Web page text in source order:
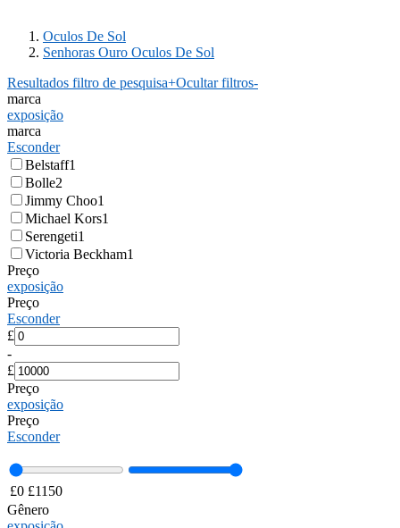
Oculos De Sol
Senhoras Ouro Oculos De Sol
Resultados filtro de pesquisa+Ocultar filtros-
marca
exposição
marca
Esconder
Belstaff1
Bolle2
Jimmy Choo1
Michael Kors1
Serengeti1
Victoria Beckham1
Preço
exposição
Preço
Esconder
£
-
£
Preço
exposição
Preço
Esconder
£0 £1150
Gênero